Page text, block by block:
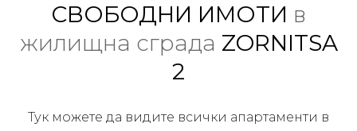
СВОБОДНИ ИМОТИ в
жилищна сграда ZORNITSA
2
Тук можете да видите всички апартаменти в